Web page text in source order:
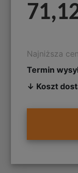
Najniższa
Termin
↓ Koszt